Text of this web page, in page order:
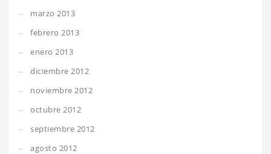
marzo 2013
febrero 2013
enero 2013
diciembre 2012
noviembre 2012
octubre 2012
septiembre 2012
agosto 2012